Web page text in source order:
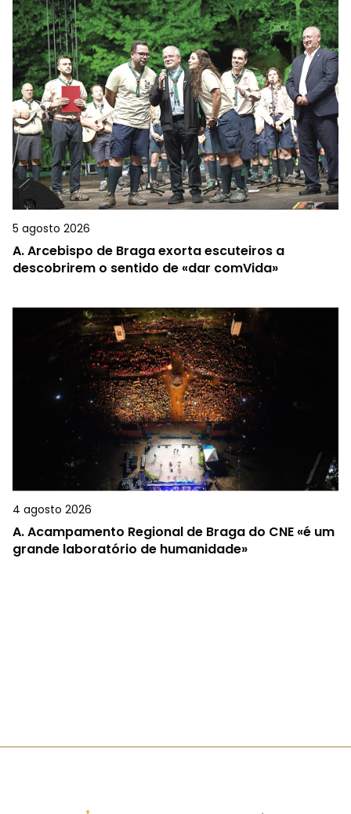
5 agosto 2026
A.Arcebispo de Braga exorta escuteiros a
descobrirem o sentido de «dar comVida»
4 agosto 2026
A.Acampamento Regional de Braga do CNE «é um
grande laboratório de humanidade»